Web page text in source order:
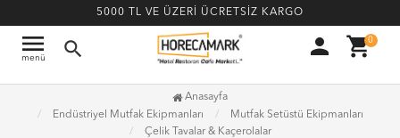
5000 TL VE ÜZERİ ÜCRETSİZ KARGO
menu
menü search person shopping_cart0
Anasayfa
Endüstriyel Mutfak Ekipmanları
Mutfak Setüstü Ekipmanları
Çelik Tavalar & Kaçerolalar